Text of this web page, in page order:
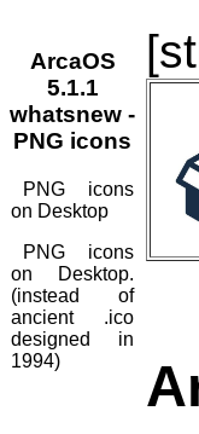
ArcaOS
5.1.1
whatsnew -
PNG icons
PNG icons
on Desktop
PNG icons
on Desktop.
(instead of
ancient .ico
designed in
1994)